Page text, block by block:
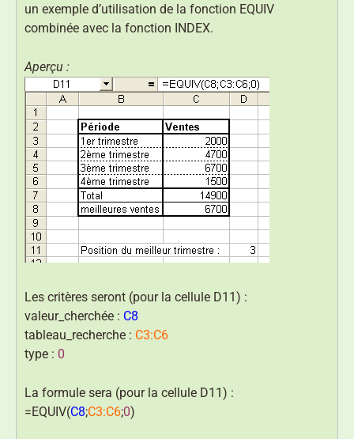
un exemple d’utilisation de la fonction EQUIV
combinée avec la fonction INDEX.
Aperçu :
Les critères seront (pour la cellule D11) :
valeur_cherchée : C8
tableau_recherche : C3:C6
type : 0
La formule sera (pour la cellule D11) :
=EQUIV(C8;C3:C6;0)